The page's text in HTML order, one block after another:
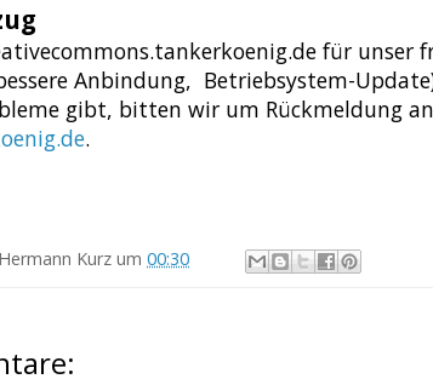
für unser
Anbindung, Betriebsystem-
gibt, bitten wir um Rückmeldung an
.
Hermann Kurz um 00:30